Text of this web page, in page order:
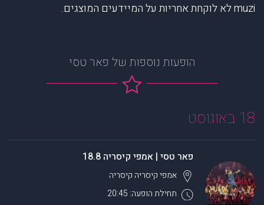
muzi לא לוקחת אחריות על המיידעים המוצגים.
הופעות נוספות של פאר טסי
18 באוגוסט
פאר טסי | אמפי קיסריה 18.8
תחילת הופעה: 20:45
אמפי קיסריה קיסריה